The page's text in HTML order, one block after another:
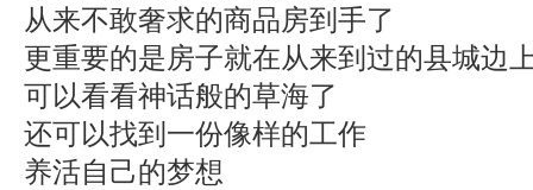
从来不敢奢求的商品房到手了
更重要的是房子就在从来到过的县城边
可以看看神话般的草海了
还可以找到一份像样的工作
养活自己的梦想